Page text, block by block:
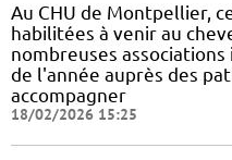
Au CHU de Montpellier,
habilitées à venir au
nombreuses
de l'année auprès des
accompagner
18/02/2026 15:25